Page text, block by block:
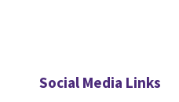
Social Media Links